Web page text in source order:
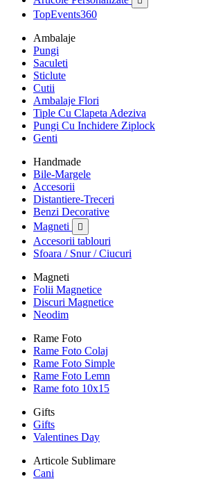
TopEvents360
Ambalaje
Pungi
Saculeti
Sticlute
Cutii
Ambalaje Flori
Tiple Cu Clapeta Adeziva
Pungi Cu Inchidere Ziplock
Genti
Handmade
Bile-Margele
Accesorii
Distantiere-Treceri
Benzi Decorative
Magneti

Accesorii tablouri
Sfoara / Snur / Ciucuri
Magneti
Folii Magnetice
Discuri Magnetice
Neodim
Rame Foto
Rame Foto Colaj
Rame Foto Simple
Rame Foto Lemn
Rame foto 10x15
Gifts
Gifts
Valentines Day
Articole Sublimare
Cani